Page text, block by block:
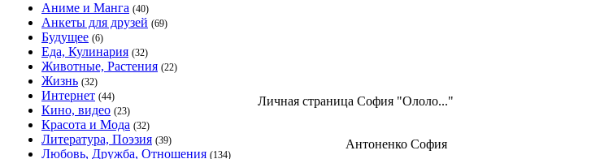
Аниме и Манга (40)
Анкеты для друзей (69)
Будущее (6)
Еда, Кулинария (32)
Животные, Растения (22)
Жизнь (32)
Интернет (44)
Кино, видео (23)
Красота и Мода (32)
Литература, Поэзия (39)
Любовь, Дружба, Отношения (134)
Личная страница София "Ололо..."
Антоненко София